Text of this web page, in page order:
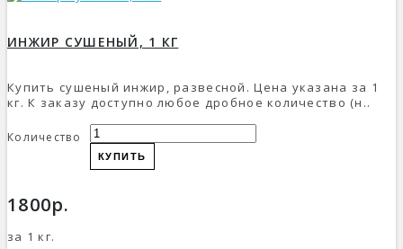
ИНЖИР СУШЕНЫЙ, 1 КГ
Купить сушеный инжир, развесной. Цена указана за 1
кг. К заказу доступно любое дробное количество (н..
Количество
КУПИТЬ
1800р.
за 1 кг.